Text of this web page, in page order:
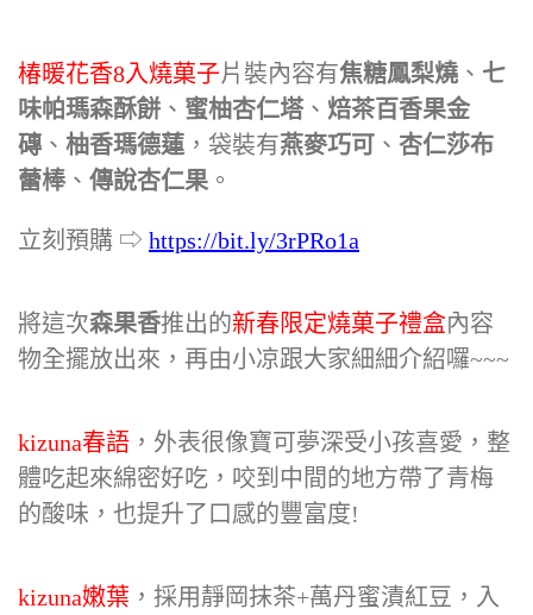
椿暖花香8入燒菓子片裝內容有焦糖鳳梨燒 、 七
味帕瑪森酥餅 、 蜜柚杏仁塔 、 焙茶百香果金
磚 、 柚香瑪德蓮 ，袋裝有燕麥巧可 、 杏仁莎布
蕾棒、 傳說杏仁果 。
立刻預購 ⇨ https://bit.ly/3rPRo1a
將這次森果香推出的新春限定燒菓子禮盒內容
物全擺放出來，再由小凉跟大家細細介紹囉~~~
kizuna春語 ，外表很像寶可夢深受小孩喜愛，整
體吃起來綿密好吃，咬到中間的地方帶了青梅
的酸味，也提升了口感的豐富度!
kizuna嫩葉 ，採用靜岡抹茶+萬丹蜜漬紅豆，入